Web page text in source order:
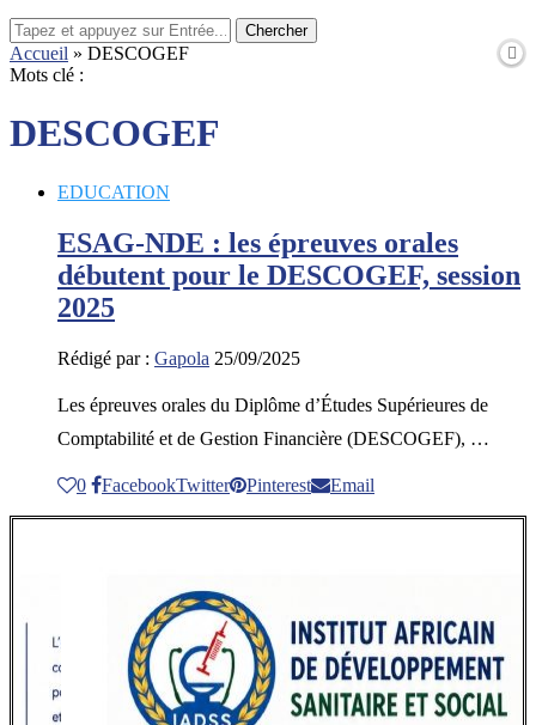
Chercher
Accueil » DESCOGEF
Mots clé :
DESCOGEF
EDUCATION
ESAG-NDE : les épreuves orales
débutent pour le DESCOGEF, session
2025
Rédigé par : Gapola 25/09/2025
Les épreuves orales du Diplôme d’Études Supérieures de
Comptabilité et de Gestion Financière (DESCOGEF), …
0 FacebookTwitter Pinterest Email